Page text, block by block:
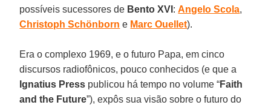
possíveis sucessores de Bento XVI :Angelo Scola,
Christoph Schönborn e Marc Ouellet).
Era o complexo 1969, e o futuro Papa, em cinco
discursos radiofônicos, pouco conhecidos (e que a
Ignatius Press publicou há tempo no volume “Faith
and the Future”), expôs sua visão sobre o futuro do